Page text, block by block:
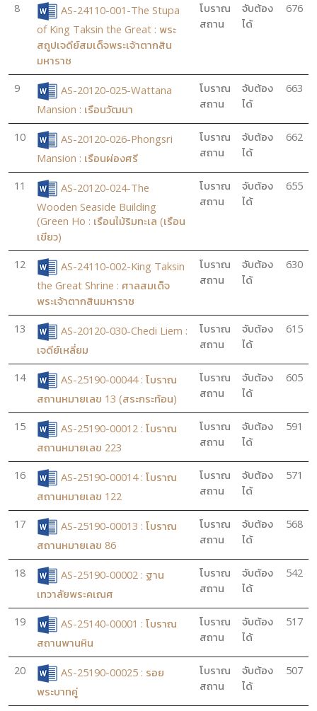
8
AS-24110-001-The Stupa
of King Taksin the Great : พระ
สถูปเจดีย์สมเด็จพระเจ้าตากสิน
มหาราช
โบราณ
สถาน
จับต้อง
ได้
676
9
AS-20120-025-Wattana
Mansion : เรือนวัฒนา
โบราณ
สถาน
จับต้อง
ได้
663
10
AS-20120-026-Phongsri
Mansion : เรือนผ่องศรี
โบราณ
สถาน
จับต้อง
ได้
662
11
AS-20120-024-The
Wooden Seaside Building
(Green Ho : เรือนไม้ริมทะเล (เรือน
เขียว)
โบราณ
สถาน
จับต้อง
ได้
655
12
AS-24110-002-King Taksin
the Great Shrine : ศาลสมเด็จ
พระเจ้าตากสินมหาราช
โบราณ
สถาน
จับต้อง
ได้
630
13
AS-20120-030-Chedi Liem :
เจดีย์เหลี่ยม
โบราณ
สถาน
จับต้อง
ได้
615
14
AS-25190-00044 : โบราณ
สถานหมายเลข 13 (สระกระท้อน)
โบราณ
สถาน
จับต้อง
ได้
605
15
AS-25190-00012 : โบราณ
สถานหมายเลข 223
โบราณ
สถาน
จับต้อง
ได้
591
16
AS-25190-00014 : โบราณ
สถานหมายเลข 122
โบราณ
สถาน
จับต้อง
ได้
571
17
AS-25190-00013 : โบราณ
สถานหมายเลข 86
โบราณ
สถาน
จับต้อง
ได้
568
18
AS-25190-00002 : ฐาน
เทวาลัยพระคเณศ
โบราณ
สถาน
จับต้อง
ได้
542
19
AS-25140-00001 : โบราณ
สถานพานหิน
โบราณ
สถาน
จับต้อง
ได้
517
20
AS-25190-00025 : รอย
พระบาทคู่
โบราณ
สถาน
จับต้อง
ได้
507